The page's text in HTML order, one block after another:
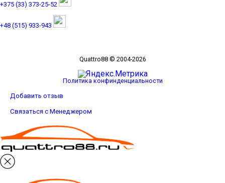
+375 (33) 373-25-52
+48 (515) 933-943
Quattro88 © 2004-2026
Политика конфинденциальности
Добавить отзыв
Связаться с Менеджером